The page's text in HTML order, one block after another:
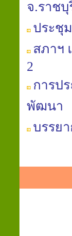
จ.ราชบุ
ประชุ
สภาฯ
2
การป
พัฒนา
บรรย